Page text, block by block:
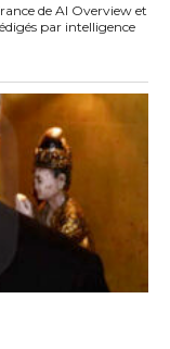
de AI Overview et
par intelligence